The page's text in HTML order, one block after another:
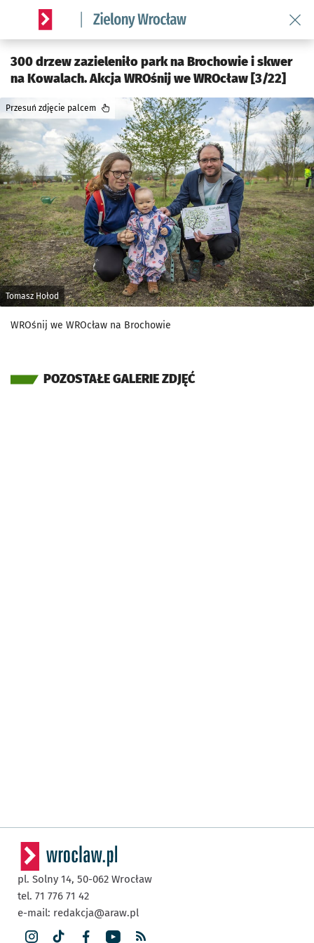
Serwis informacyjny wroclaw.pl podserwis: Środowisko we
300 drzew zazieleniło park na Brochowie i skwer
na Kowalach. Akcja WROśnij we WROcław [3/22]
Tomasz Hołod
Przesuń zdjęcie palcem
WROśnij we WROcław na Brochowie
POZOSTAŁE GALERIE ZDJĘĆ
pl. Solny 14, 50-062 Wrocław
tel. 71 776 71 42
e-mail: redakcja@araw.pl